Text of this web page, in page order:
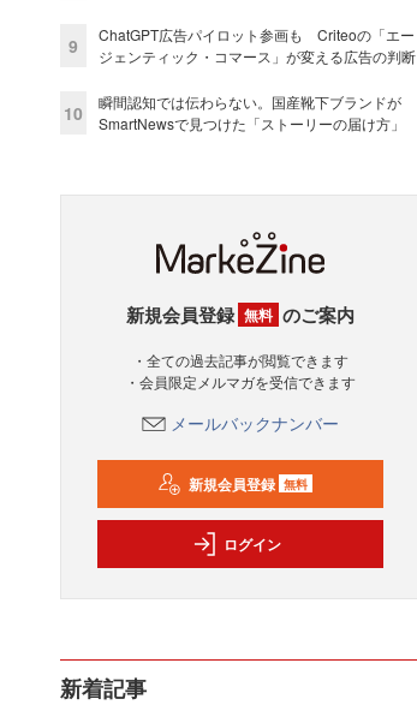
9
ChatGPT広告パイロット参画も Criteoの「エー
ジェンティック・コマース」が変える広告の判断
10
瞬間認知では伝わらない。国産靴下ブランドが
SmartNewsで見つけた「ストーリーの届け方」
新規会員登録 無料 のご案内
・全ての過去記事が閲覧できます
・会員限定メルマガを受信できます
メールバックナンバー
新規会員登録 無料
ログイン
新着記事